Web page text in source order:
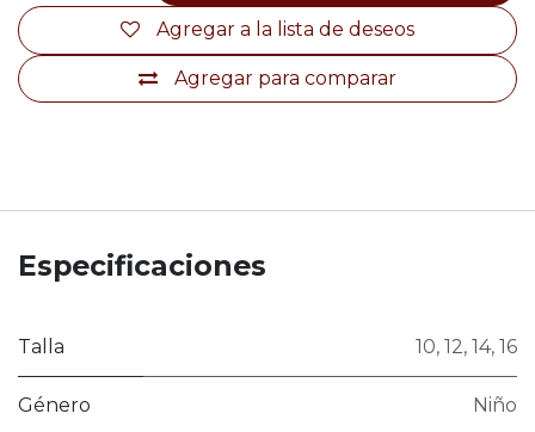
Agregar para comparar
Agregar a la lista de deseos
Especificaciones
Talla 10, 12, 14, 16
Género Niño